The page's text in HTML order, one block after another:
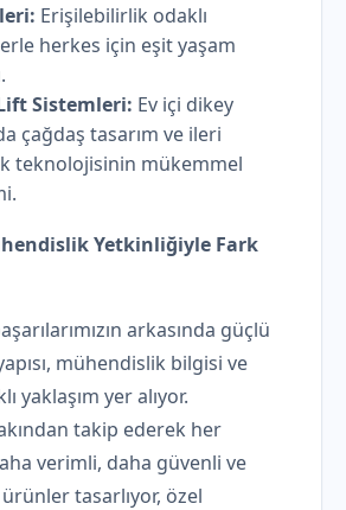
Erişilebilirlik odaklı
herkes için eşit yaşam
Sistemleri: Ev içi dikey
çağdaş tasarım ve ileri
teknolojisinin mükemmel
Yetkinliğiyle Fark
arkasında güçlü
mühendislik bilgisi ve
yaklaşım yer alıyor.
takip ederek her
verimli, daha güvenli ve
tasarlıyor, özel